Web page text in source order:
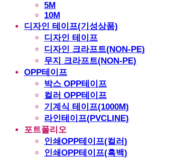
5M
10M
디자인 테이프(기성상품)
디자인 테이프
디자인 크라프트(NON-PE)
무지 크라프트(NON-PE)
OPP테이프
박스 OPP테이프
컬러 OPP테이프
기계식 테이프(1000M)
라인테이프(PVCLINE)
포트폴리오
인쇄OPP테이프(컬러)
인쇄OPP테이프(흑백)